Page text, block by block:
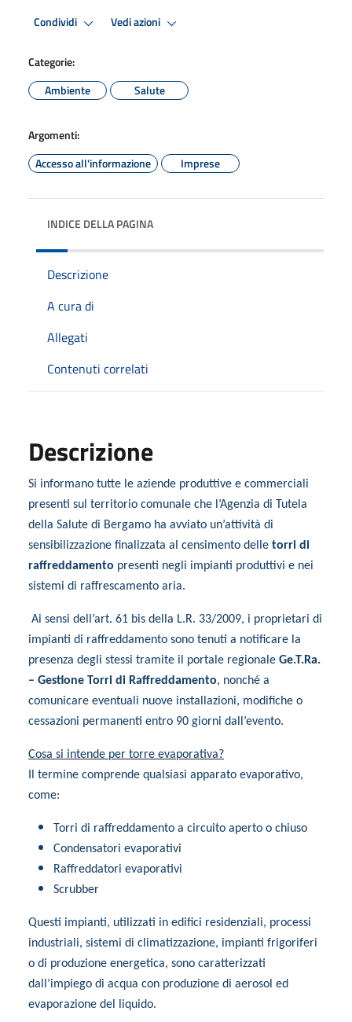
Condividi Vedi azioni
Categorie:
Ambiente
Salute
Argomenti:
Accesso all'informazione
Imprese
INDICE DELLA PAGINA
Descrizione
A cura di
Allegati
Contenuti correlati
Descrizione
Si informano tutte le aziende produttive e commerciali
presenti sul territorio comunale che l’Agenzia di Tutela
della Salute di Bergamo ha avviato un’attività di
sensibilizzazione finalizzata al censimento delle torri di
raffreddamento presenti negli impianti produttivi e nei
sistemi di raffrescamento aria.
Ai sensi dell’art. 61 bis della L.R. 33/2009, i proprietari di
impianti di raffreddamento sono tenuti a notificare la
presenza degli stessi tramite il portale regionale Ge.T.Ra.
– Gestione Torri di Raffreddamento, nonché a
comunicare eventuali nuove installazioni, modifiche o
cessazioni permanenti entro 90 giorni dall’evento.
Cosa si intende per torre evaporativa?
Il termine comprende qualsiasi apparato evaporativo,
come:
Torri di raffreddamento a circuito aperto o chiuso
Condensatori evaporativi
Raffreddatori evaporativi
Scrubber
Questi impianti, utilizzati in edifici residenziali, processi
industriali, sistemi di climatizzazione, impianti frigoriferi
o di produzione energetica, sono caratterizzati
dall’impiego di acqua con produzione di aerosol ed
evaporazione del liquido.